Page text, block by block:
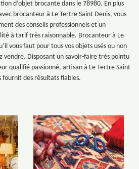
d’objet brocante dans le 78980. En plus
brocanteur à Le Tertre Saint Denis, vous
des conseils professionnels et un
à tarif très raisonnable. Brocanteur à Le
vous faut pour tous vos objets usés ou non
vendre. Disposant un savoir-faire très pointu
qualifié passionné, artisan à Le Tertre Saint
fournit des résultats fiables.